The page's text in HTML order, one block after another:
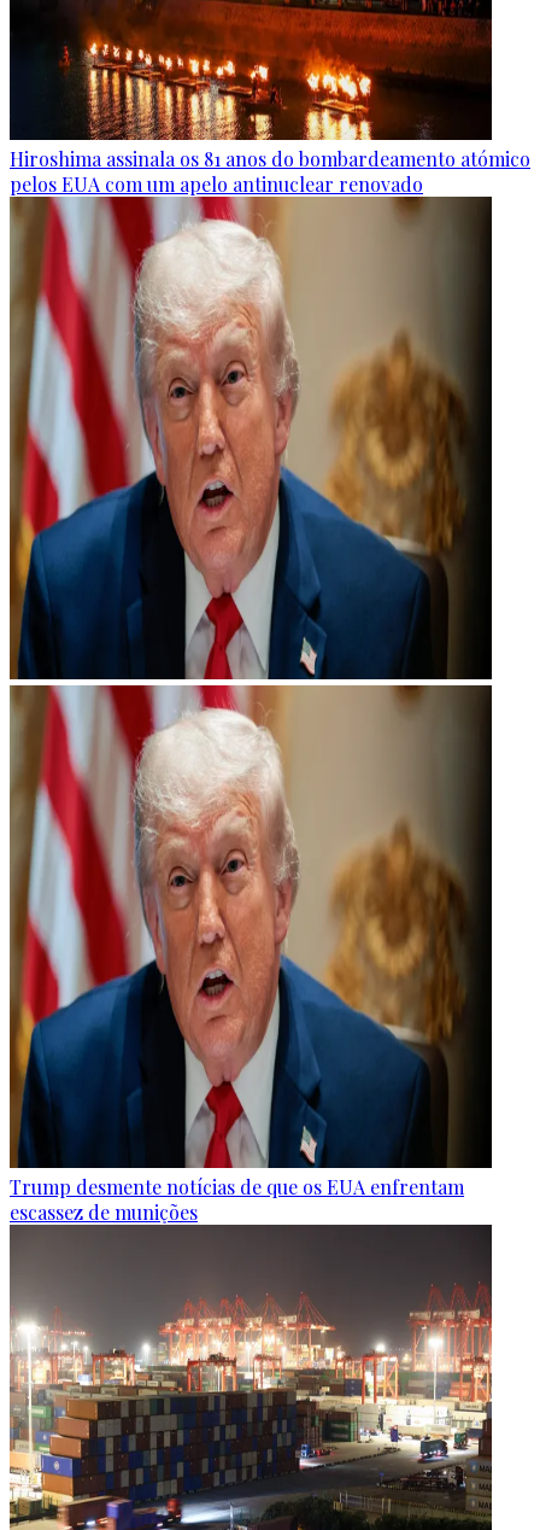
Hiroshima assinala os 81 anos do bombardeamento atómico
pelos EUA com um apelo antinuclear renovado
Trump desmente notícias de que os EUA enfrentam
escassez de munições